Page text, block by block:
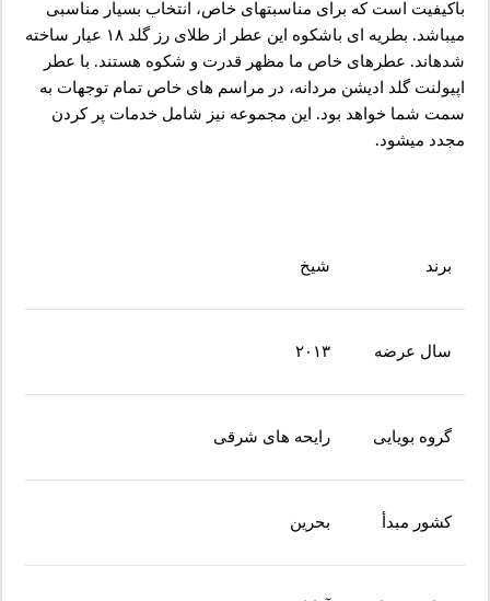
باکیفیت است که برای مناسبتهای خاص، انتخاب بسیار مناسبی
میباشد. بطریه ای باشکوه این عطر از طلای رز گلد ۱۸ عیار ساخته
شدهاند. عطرهای خاص ما مظهر قدرت و شکوه هستند. با عطر
اپیولنت گلد ادیشن مردانه، در مراسم های خاص تمام توجهات به
سمت شما خواهد بود. این مجموعه نیز شامل خدمات پر کردن
مجدد میشود.
برند شیخ
سال عرضه ۲۰۱۳
گروه بویایی رایحه های شرقی
کشور مبدأ بحرین